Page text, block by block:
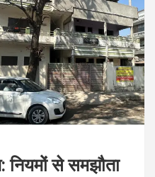
से समझौता